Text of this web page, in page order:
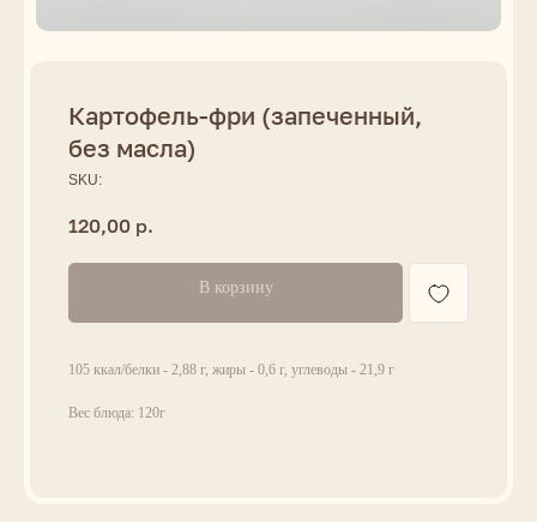
Картофель-фри (запеченный,
без масла)
SKU:
120,00 р.
В корзину
105 ккал/белки - 2,88 г, жиры - 0,6 г, углеводы - 21,9 г
Вес блюда: 120г